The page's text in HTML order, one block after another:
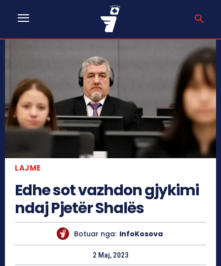
LAJME
Edhe sot vazhdon gjykimi
ndaj Pjetër Shalës
Botuar nga: InfoKosova
2 Maj, 2023